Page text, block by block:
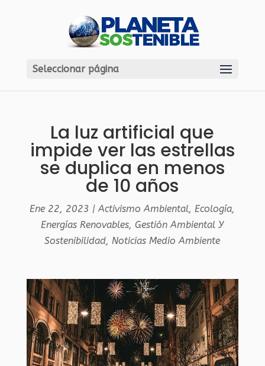
Seleccionar página
La luz artificial que
impide ver las estrellas
se duplica en menos
de 10 años
Ene 22, 2023 |Activismo Ambiental,Ecología,
Energías Renovables,Gestión Ambiental Y
Sostenibilidad,Noticias Medio Ambiente